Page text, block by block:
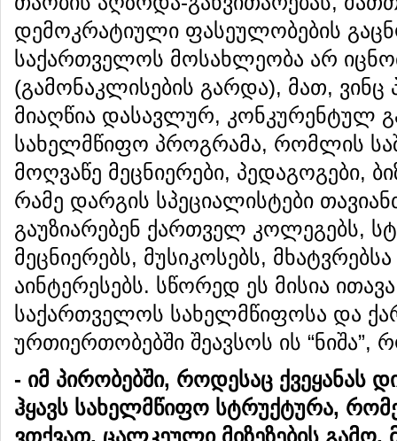
დემოკრატიული ფასეულობების
საქართველოს მოსახლეობა არ
(გამონაკლისების გარდა), მათ,
მიაღწია დასავლურ, კონკურენტულ
სახელმწიფო პროგრამა, რომლის
მოღვაწე მეცნიერები, პედაგოგები,
რამე დარგის სპეციალისტები
გაუზიარებენ ქართველ კოლეგებს,
მეცნიერებს, მუსიკოსებს,
აინტერესებს. სწორედ ეს მისია
საქართველოს სახელმწიფოსა და
ურთიერთობებში შეავსოს ის
- იმ პირობებში, როდესაც ქვეყანას
ჰყავს სახელმწიფო სტრუქტურა,
ვთქვათ, ცალკეული მიზეზების გამო,